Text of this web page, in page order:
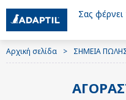
Σας
Αρχική σελίδα ΣΗΜΕΙΑ